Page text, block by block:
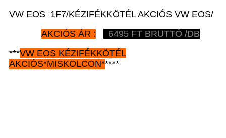
VW EOS 1F7/KÉZIFÉKKÖTÉL AKCIÓS VW EOS/
AKCIÓS ÁR :
6495 FT BRUTTÓ /DB
***VW EOS KÉZIFÉKKÖTÉL
AKCIÓS*MISKOLCON*****